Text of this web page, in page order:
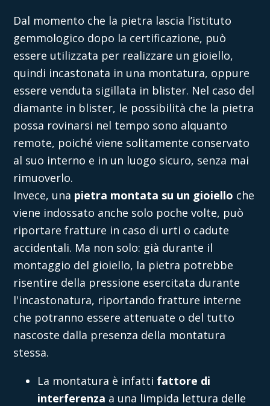
Dal momento che la pietra lascia l’istituto
gemmologico dopo la certificazione, può
essere utilizzata per realizzare un gioiello,
quindi incastonata in una montatura, oppure
essere venduta sigillata in blister. Nel caso del
diamante in blister, le possibilità che la pietra
possa rovinarsi nel tempo sono alquanto
remote, poiché viene solitamente conservato
al suo interno e in un luogo sicuro, senza mai
rimuoverlo.
Invece, una pietra montata su un gioiello che
viene indossato anche solo poche volte, può
riportare fratture in caso di urti o cadute
accidentali. Ma non solo: già durante il
montaggio del gioiello, la pietra potrebbe
risentire della pressione esercitata durante
l'incastonatura, riportando fratture interne
che potranno essere attenuate o del tutto
nascoste dalla presenza della montatura
stessa.
La montatura è infatti fattore di
interferenza a una limpida lettura delle